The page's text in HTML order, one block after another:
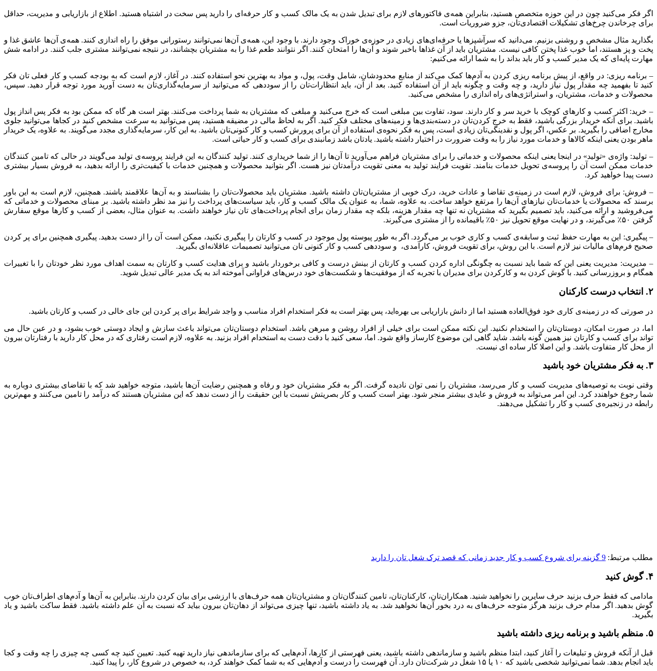
اگر فکر می‌کنید چون در این حوزه متخصص هستید، بنابراین همه‌ی فاکتورهای لازم برای تبدیل شدن به یک مالک کسب و کار حرفه‌ای را دارید پس سخت در اشتباه هستید. اطلاع از بازاریابی و مدیریت، حداقل
برای چرخاندن چرخ‌های تشکیلات اقتصادی‌تان، جزو ضروریات است.
بگذارید مثال مشخص و روشنی بزنیم. می‌دانید که سرآشپزها یا حرفه‌ای‌های زیادی در حوزه‌ی خوراک وجود دارند. با وجود این، همه‌ی آن‌ها نمی‌توانند رستورانی موفق را راه اندازی کنند. همه‌ی آن‌ها عاشق غذا و
پخت و پز هستند، اما خوب غذا پختن کافی نیست. مشتریان باید از آن غذاها باخبر شوند و آن‌ها را امتحان کنند. اگر نتوانند طعم غذا را به مشتریان بچشانند، در نتیجه نمی‌توانند مشتری جلب کنند. در ادامه شش
مهارت پایه‌ای که یک مدیر کسب و کار باید بداند را به شما ارائه می‌کنیم:
– برنامه ریزی: در واقع، از پیش برنامه ریزی کردن به آدم‌ها کمک می‌کند از منابع محدودشان، شامل وقت، پول، و مواد به بهترین نحو استفاده کنند. در آغاز، لازم است که به بودجه کسب و کار فعلی تان فکر
کنید تا بفهمید چه مقدار پول نیاز دارید، و چه وقت و چگونه باید از آن استفاده کنید. بعد از آن، باید انتظارات‌تان را از سوددهی که می‌توانید از سرمایه‌گذاری‌تان به دست آورید مورد توجه قرار دهید. سپس،
محصولات و خدمات، مشتریان، و استراتژی‌های راه اندازی را مشخص می‌کنید.
– خرید: اکثر کسب و کارهای کوچک با خرید سر و کار دارند. سود، تفاوت بین مبلغی است که خرج می‌کنید و مبلغی که مشتریان به شما پرداخت می‌کنند. بهتر است هر گاه که ممکن بود به فکر پس انداز پول
باشید. برای آنکه خریدار بزرگی باشید، فقط به خرج کردن‌تان در دسته‌بندی‌ها و زمینه‌های مختلف فکر کنید. اگر به لحاظ مالی در مضیقه هستید، پس می‌توانید به سرعت مشخص کنید در کجاها می‌توانید جلوی
مخارج اضافی را بگیرید. بر عکس، اگر پول و نقدینگی‌تان زیادی است، پس به فکر نحوه‌ی استفاده از آن برای پرورش کسب و کار کنونی‌تان باشید. به این کار، سرمایه‌گذاری مجدد می‌گویند. به علاوه، یک خریدار
ماهر بودن یعنی اینکه کالاها و خدمات مورد نیاز را به وقت ضرورت در اختیار داشته باشید. یادتان باشد زمانبندی برای کسب و کار حیاتی است.
– تولید: واژه‌ی «تولید» در اینجا یعنی اینکه محصولات و خدماتی را برای مشتریان فراهم می‌آورید تا آن‌ها را از شما خریداری کنند. تولید کنندگان به این فرایند پروسه‌ی تولید می‌گویند در حالی که تامین کنندگان
خدمات ممکن است آن را پروسه‌ی تحویل خدمات بنامند. تقویت فرایند تولید به معنی تقویت درآمدتان نیز هست. اگر بتوانید محصولات و همچنین خدمات با کیفیت‌تری را ارائه بدهید، به فروش بسیار بیشتری
دست پیدا خواهید کرد.
– فروش: برای فروش، لازم است در زمینه‌ی تقاضا و عادات خرید، درک خوبی از مشتریان‌تان داشته باشید. مشتریان باید محصولات‌تان را بشناسند و به آن‌ها علاقمند باشند. همچنین، لازم است به این باور
برسند که محصولات یا خدمات‌تان نیازهای آن‌ها را مرتفع خواهد ساخت. به علاوه، شما، به عنوان یک مالک کسب و کار، باید سیاست‌های پرداخت را نیز مد نظر داشته باشید. بر مبنای محصولات و خدماتی که
می‌فروشید و ارائه می‌کنید، باید تصمیم بگیرید که مشتریان نه تنها چه مقدار هزینه، بلکه چه مقدار زمان برای انجام پرداخت‌های تان نیاز خواهند داشت. به عنوان مثال، بعضی از کسب و کارها موقع سفارش
گرفتن ۵۰٪ می‌گیرند، و در نهایت موقع تحویل نیز ۵۰٪ باقیمانده را از مشتری می‌گیرند.
– پیگیری: این به مهارت حفظ ثبت و سابقه‌ی کسب و کاری خوب بر می‌گردد. اگر به طور پیوسته پول موجود در کسب و کارتان را پیگیری نکنید، ممکن است آن را از دست بدهید. پیگیری همچنین برای پر کردن
صحیح فرم‌های مالیات نیز لازم است. با این روش، برای تقویت فروش، کارآمدی، و سوددهی کسب و کار کنونی تان می‌توانید تصمیمات عاقلانه‌ای بگیرید.
– مدیریت: مدیریت یعنی این که شما باید نسبت به چگونگی اداره‌ کردن کسب و کارتان از بینش درست و کافی برخوردار باشید و برای هدایت کسب و کارتان به سمت اهداف مورد نظر خودتان را با تغییرات
همگام و بروزرسانی کنید. با گوش کردن به و کارکردن برای مدیران با تجربه که از موفقیت‌ها و شکست‌های خود درس‌های فراوانی آموخته اند به یک مدیر عالی تبدیل شوید.
۲. انتخاب درست کارکنان
در صورتی که در زمینه‌ی کاری خود فوق‌العاده هستید اما از دانش بازاریابی بی بهره‌اید، پس بهتر است به فکر استخدام افراد مناسب و واجد شرایط برای پر کردن این جای خالی در کسب و کارتان باشید.
اما، در صورت امکان، دوستان‌تان را استخدام نکنید. این نکته ممکن است برای خیلی از افراد روشن و مبرهن باشد. استخدام دوستان‌تان می‌تواند باعث سازش و ایجاد دوستی‌ خوب بشود، و در عین حال می
تواند برای کسب و کارتان نیز همین گونه باشد. شاید گاهی این موضوع کارساز واقع شود. اما، سعی کنید با دقت دست به استخدام افراد بزنید. به علاوه، لازم است رفتاری که در محل کار دارید با رفتارتان بیرون
از محل کار متفاوت باشد. و این اصلا کار ساده ای نیست.
۳. به فکر مشتریان خود باشید
وقتی نوبت به توصیه‌های مدیریت کسب و کار می‌رسد، مشتریان را نمی توان نادیده گرفت. اگر به فکر مشتریان خود و رفاه و همچنین رضایت آن‌ها باشید، متوجه خواهید شد که با تقاضای بیشتری دوباره به
شما رجوع خواهندد کرد. این امر می‌تواند به فروش و عایدی بیشتر منجر شود. بهتر است کسب و کار بصریتش نسبت با این حقیقت را از دست ندهد که این مشتریان هستند که درآمد را تامین می‌کنند و مهم‌ترین
رابطه در زنجیره‌ی کسب و کار را تشکیل می‌دهند.
مطلب مرتبط: 9 گزینه برای شروع کسب و کار جدید زمانی که قصد ترک شغل تان را دارید
۴. گوش کنید
مادامی که فقط حرف بزنید حرف سایرین را نخواهید شنید. همکاران‌تان، کارکنان‌تان، تامین کنندگان‌تان و مشتریان‌تان همه حرف‌های با ارزشی برای بیان کردن دارند. بنابراین به آن‌ها و آدم‌های اطراف‌تان خوب
گوش بدهید. اگر مدام حرف بزنید هرگز متوجه حرف‌های به درد بخور آن‌ها نخواهید شد. به یاد داشته باشید، تنها چیزی می‌تواند از دهان‌تان بیرون بیاید که نسبت به آن علم داشته باشید. فقط ساکت باشید و یاد
بگیرید.
۵. منظم باشید و برنامه ریزی داشته باشید
قبل از آنکه فروش و تبلیغات را آغاز کنید، ابتدا منظم باشید و سازماندهی داشته باشید، یعنی فهرستی از کارها، آدم‌هایی که برای سازماندهی نیاز دارید تهیه کنید. تعیین کنید چه کسی چه چیزی را چه وقت و کجا
باید انجام بدهد. شما نمی‌توانید شخصی باشید که ۱۰ یا ۱۵ شغل در شرکت‌تان دارد. آن فهرست را درست و آدم‌هایی که به شما کمک خواهند کرد، به خصوص در شروع کار، را پیدا کنید.